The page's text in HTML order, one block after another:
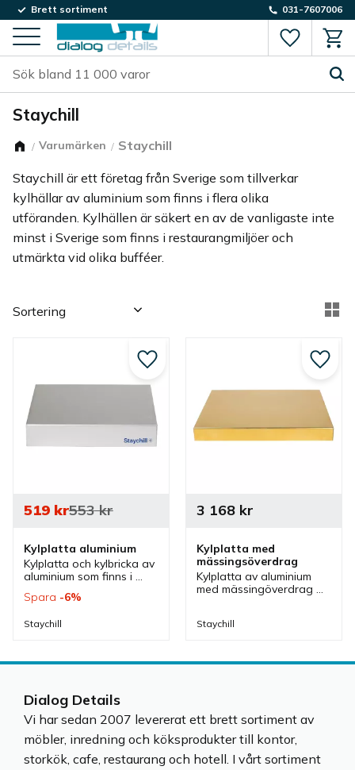
Meny
Brett sortiment 031-7607006
Staychill
Varumärken Staychill
Staychill är ett företag från Sverige som tillverkar
kylhällar av aluminium som finns i flera olika
utföranden. Kylhällen är säkert en av de vanligaste inte
minst i Sverige som finns i restaurangmiljöer och
utmärkta vid olika bufféer.
Välj sortering
Kylplatta aluminium
Kylplatta och kylbricka av
aluminium som finns i
perfekt till kylhållning vid
519kr553kr
Spara 6%
Staychill
Lägg till i favoriter
Kylplatta med
mässingsöverdrag
Kylplatta av aluminium
med mässingöverdrag
kylhållning vid olika
3 168kr
Staychill
Lägg
Dialog Details
Vi har sedan 2007 levererat ett brett sortiment av
möbler, inredning och köksprodukter till kontor,
storkök, cafe, restaurang och hotell. I vårt sortiment